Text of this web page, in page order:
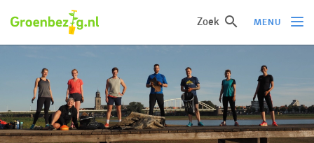
Zoek MENU
Ik wil iets doen
Ik wil iets leren
Groepen of initiatieven